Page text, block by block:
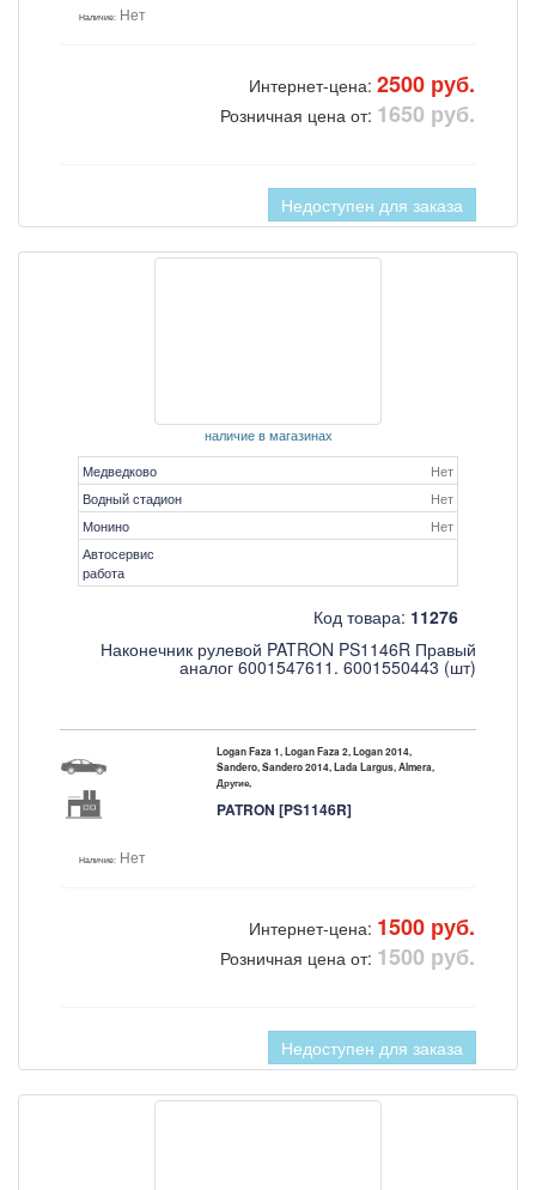
Наличие: Нет
Интернет-цена: 2500 руб.
Розничная цена от: 1650 руб.
Недоступен для заказа
наличие в магазинах
Медведково
Нет
Водный стадион
Нет
Монино
Нет
Автосервис
работа
Код товара: 11276
Наконечник рулевой PATRON PS1146R Правый
аналог 6001547611. 6001550443 (шт)
Logan Faza 1, Logan Faza 2, Logan 2014,
Sandero, Sandero 2014, Lada Largus, Almera,
Другие,
PATRON [PS1146R]
Наличие: Нет
Интернет-цена: 1500 руб.
Розничная цена от: 1500 руб.
Недоступен для заказа